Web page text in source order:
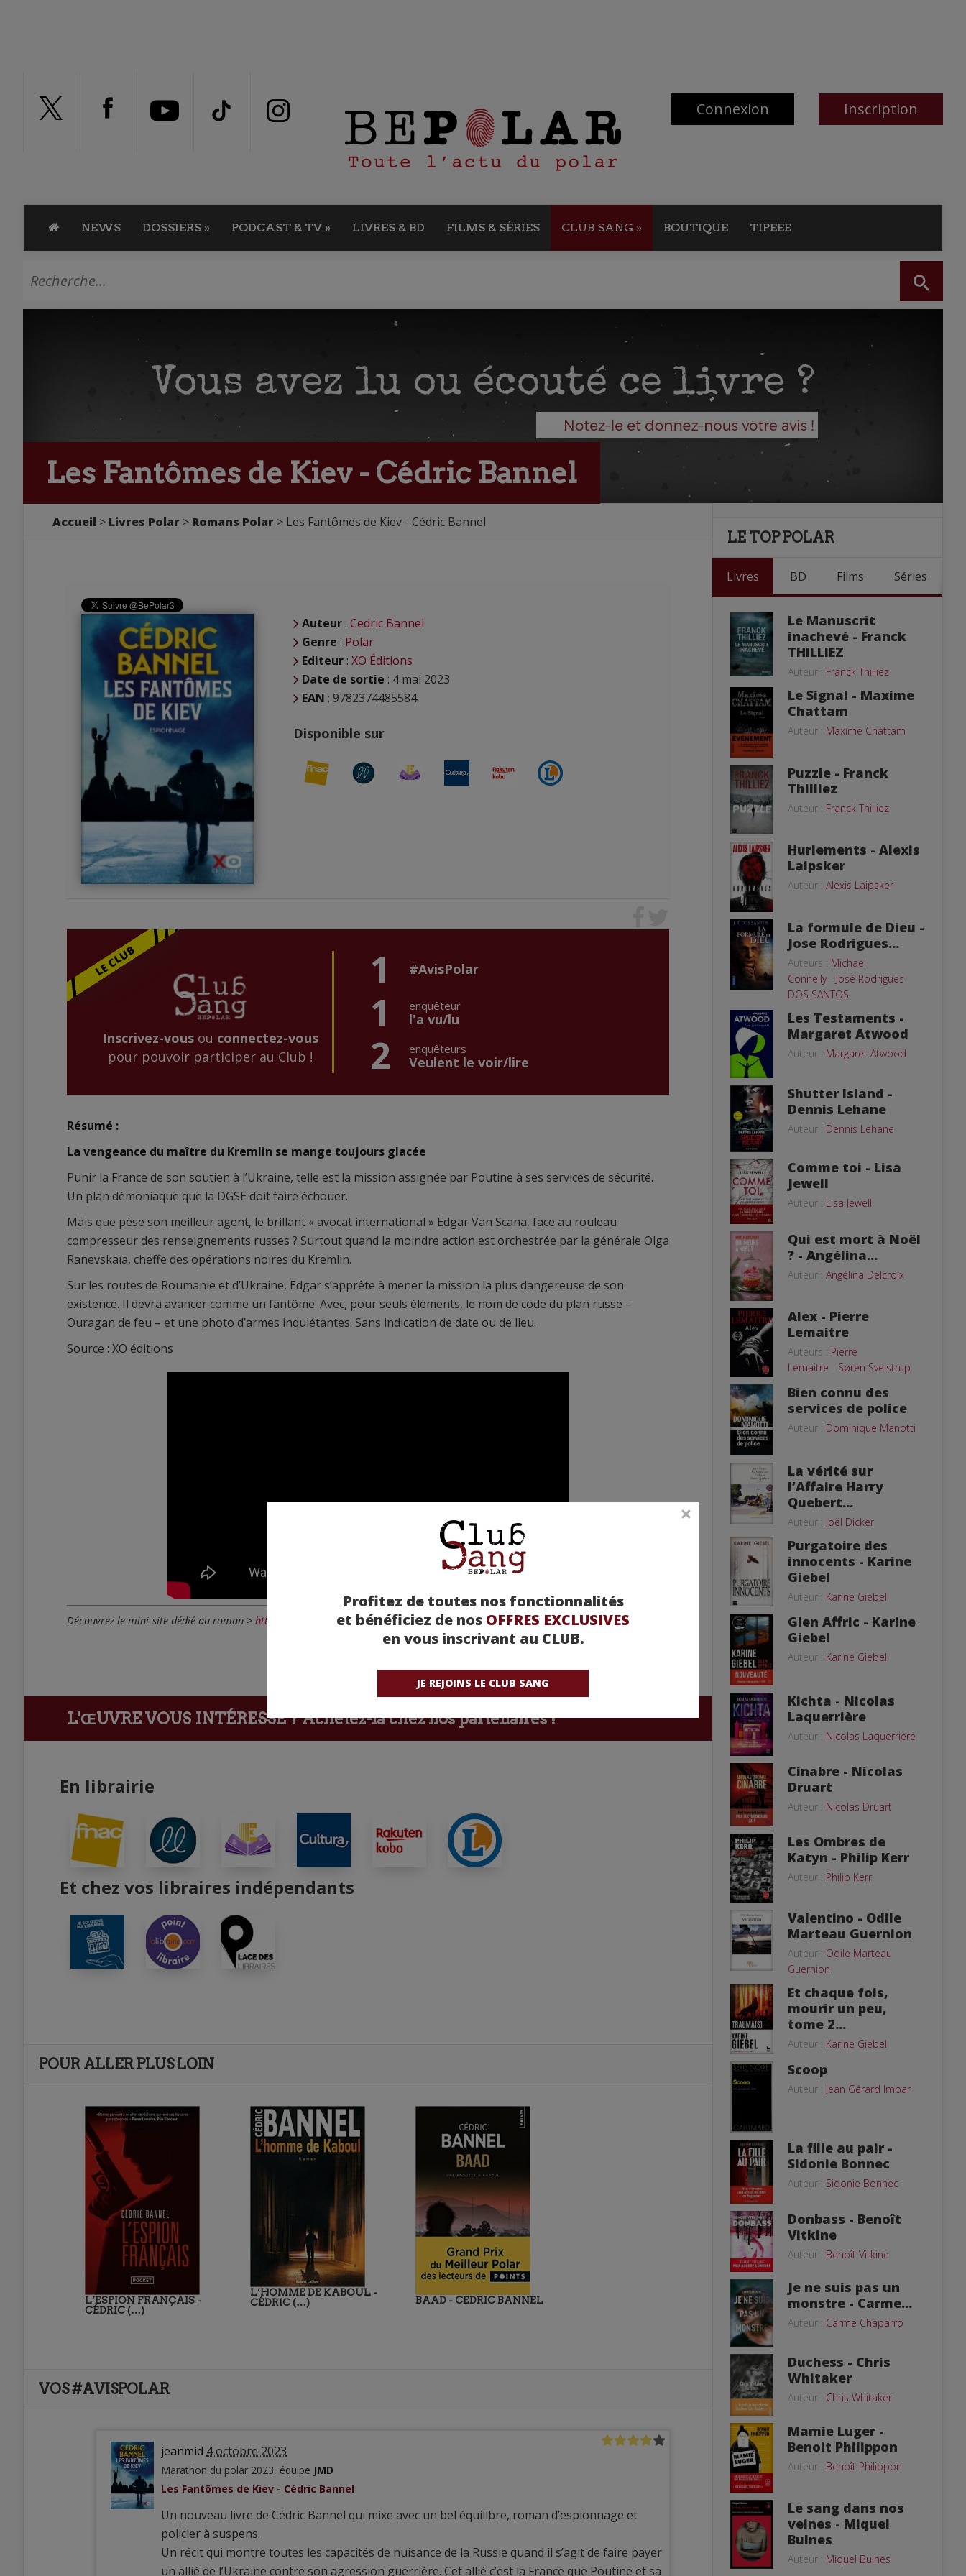
Connexion Inscription
NEWS DOSSIERS » PODCAST & TV » LIVRES & BD FILMS & SÉRIES CLUB SANG » BOUTIQUE TIPEEE
Profitez de toutes nos fonctionnalités
et bénéficiez de nos OFFRES EXCLUSIVES
en vous inscrivant au CLUB.
JE REJOINS LE CLUB SANG
Les Fantômes de Kiev - Cédric Bannel
Accueil Livres Polar Romans Polar Les Fantômes de Kiev - Cédric Bannel
Auteur : Cedric Bannel
Genre : Polar
Editeur : XO Éditions
Date de sortie : 4 mai 2023
EAN : 9782374485584
Disponible sur
Inscrivez-vousou connectez-vous
pour pouvoir participer au Club !
1 #AvisPolar
1 enquêteur
l'a vu/lu
2 enquêteurs
Veulent le voir/lire
Résumé :
La vengeance du maître du Kremlin se mange toujours glacée
Punir la France de son soutien à l’Ukraine, telle est la mission assignée par Poutine à ses services de sécurité.
Un plan démoniaque que la DGSE doit faire échouer.
Mais que pèse son meilleur agent, le brillant « avocat international » Edgar Van Scana, face au rouleau
compresseur des renseignements russes ? Surtout quand la moindre action est orchestrée par la générale Olga
Ranevskaïa, cheffe des opérations noires du Kremlin.
Sur les routes de Roumanie et d’Ukraine, Edgar s’apprête à mener la mission la plus dangereuse de son
existence. Il devra avancer comme un fantôme. Avec, pour seuls éléments, le nom de code du plan russe –
Ouragan de feu – et une photo d’armes inquiétantes. Sans indication de date ou de lieu.
Source : XO éditions
Découvrez le mini-site dédié au roman > https://les-fantomes-de-kiev.com/
L'ŒUVRE VOUS INTÉRESSE ?Achetez-la chez nos partenaires !
En librairie
Et chez vos libraires indépendants
POUR ALLER PLUS LOIN
L’ESPION FRANÇAIS -
CÉDRIC (…)
L’HOMME DE KABOUL -
CÉDRIC (…)
BAAD - CEDRIC BANNEL
VOS #AVISPOLAR
jeanmid 4 octobre 2023
Marathon du polar 2023, équipe JMD
Les Fantômes de Kiev - Cédric Bannel
Un nouveau livre de Cédric Bannel qui mixe avec un bel équilibre, roman d’espionnage et
policier à suspens.
Un récit qui montre toutes les capacités de nuisance de la Russie quand il s’agit de faire payer
un allié de l’Ukraine contre son agression guerrière. Cet allié c’est la France que Poutine et sa
LE TOP POLAR
Livres BD Films Séries
Le Manuscrit
inachevé - Franck
THILLIEZ
Auteur : Franck Thilliez
Le Signal - Maxime
Chattam
Auteur : Maxime Chattam
Puzzle - Franck
Thilliez
Auteur : Franck Thilliez
Hurlements - Alexis
Laipsker
Auteur : Alexis Laipsker
La formule de Dieu -
Jose Rodrigues...
Auteurs : Michael
Connelly- José Rodrigues
DOS SANTOS
Les Testaments -
Margaret Atwood
Auteur : Margaret Atwood
Shutter Island -
Dennis Lehane
Auteur : Dennis Lehane
Comme toi - Lisa
Jewell
Auteur : Lisa Jewell
Qui est mort à Noël
? - Angélina...
Auteur : Angélina Delcroix
Alex - Pierre
Lemaitre
Auteurs : Pierre
Lemaitre - Søren Sveistrup
Bien connu des
services de police
Auteur : Dominique Manotti
La vérité sur
l’Affaire Harry
Quebert...
Auteur : Joël Dicker
Purgatoire des
innocents - Karine
Giebel
Auteur : Karine Giebel
Glen Affric - Karine
Giebel
Auteur : Karine Giebel
Kichta - Nicolas
Laquerrière
Auteur : Nicolas Laquerrière
Cinabre - Nicolas
Druart
Auteur : Nicolas Druart
Les Ombres de
Katyn - Philip Kerr
Auteur : Philip Kerr
Valentino - Odile
Marteau Guernion
Auteur : Odile Marteau
Guernion
Et chaque fois,
mourir un peu,
tome 2...
Auteur : Karine Giebel
Scoop
Auteur : Jean Gérard Imbar
La fille au pair -
Sidonie Bonnec
Auteur : Sidonie Bonnec
Donbass - Benoît
Vitkine
Auteur : Benoît Vitkine
Je ne suis pas un
monstre - Carme...
Auteur : Carme Chaparro
Duchess - Chris
Whitaker
Auteur : Chris Whitaker
Mamie Luger -
Benoit Philippon
Auteur : Benoît Philippon
Le sang dans nos
veines - Miquel
Bulnes
Auteur : Miquel Bulnes